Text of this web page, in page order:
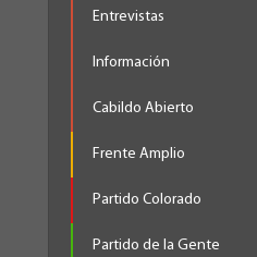
Entrevistas
Información
Cabildo Abierto
Frente Amplio
Partido Colorado
Partido de la Gente